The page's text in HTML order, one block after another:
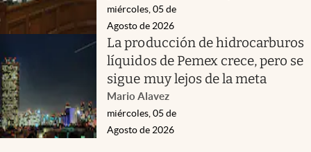
miércoles, 05 de
Agosto de 2026
La producción de hidrocarburos
líquidos de Pemex crece, pero se
sigue muy lejos de la meta
Mario Alavez
miércoles, 05 de
Agosto de 2026